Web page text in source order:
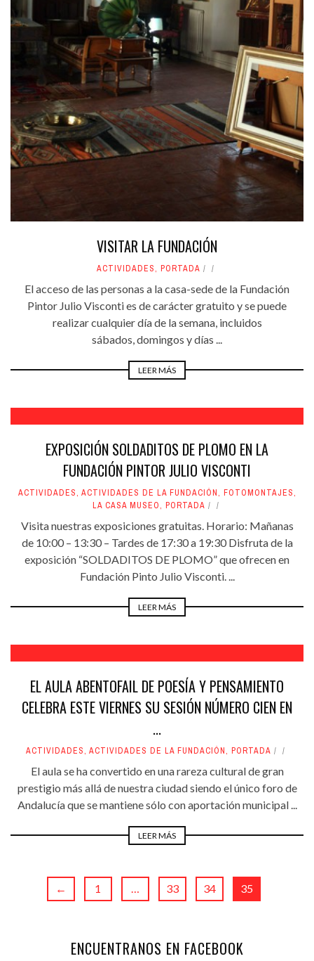
VISITAR LA FUNDACIÓN
ACTIVIDADES, PORTADA
El acceso de las personas a la casa-sede de la Fundación
Pintor Julio Visconti es de carácter gratuito y se puede
realizar cualquier día de la semana, incluidos
sábados, domingos y días ...
LEER MÁS
EXPOSICIÓN SOLDADITOS DE PLOMO EN LA
FUNDACIÓN PINTOR JULIO VISCONTI
ACTIVIDADES, ACTIVIDADES DE LA FUNDACIÓN, FOTOMONTAJES,
LA CASA MUSEO, PORTADA
Visita nuestras exposiciones gratuitas. Horario: Mañanas
de 10:00 – 13:30 – Tardes de 17:30 a 19:30 Disfruta de la
exposición “SOLDADITOS DE PLOMO” que ofrecen en
Fundación Pinto Julio Visconti. ...
LEER MÁS
EL AULA ABENTOFAIL DE POESÍA Y PENSAMIENTO
CELEBRA ESTE VIERNES SU SESIÓN NÚMERO CIEN EN
...
ACTIVIDADES, ACTIVIDADES DE LA FUNDACIÓN, PORTADA
El aula se ha convertido en una rareza cultural de gran
prestigio más allá de nuestra ciudad siendo el único foro de
Andalucía que se mantiene sólo con aportación municipal ...
LEER MÁS
← 1 … 33 34 35
ENCUENTRANOS EN FACEBOOK